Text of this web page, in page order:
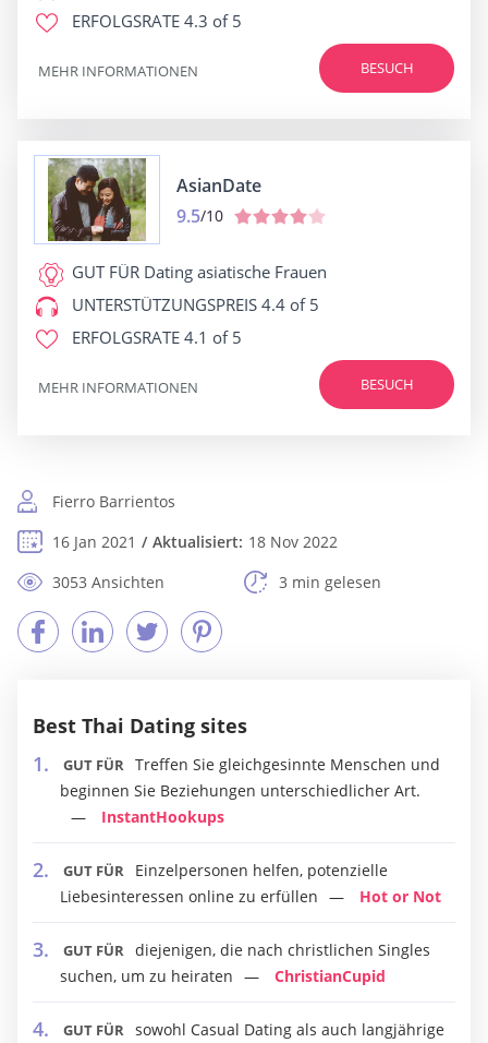
ERFOLGSRATE 4.3 of 5
BESUCH
MEHR INFORMATIONEN
AsianDate
9.5/10
GUT FÜR Dating asiatische Frauen
UNTERSTÜTZUNGSPREIS 4.4 of 5
ERFOLGSRATE 4.1 of 5
BESUCH
MEHR INFORMATIONEN
Fierro Barrientos
16 Jan 2021
Aktualisiert: 18 Nov 2022
3053 Ansichten
3 min gelesen
Best Thai Dating sites
GUT FÜR Treffen Sie gleichgesinnte Menschen und
beginnen Sie Beziehungen unterschiedlicher Art.
InstantHookups
GUT FÜR
Einzelpersonen helfen, potenzielle
Liebesinteressen online zu erfüllen
Hot or Not
GUT FÜR diejenigen, die nach christlichen Singles
suchen, um zu heiraten
ChristianCupid
GUT FÜR sowohl Casual Dating als auch langjährige